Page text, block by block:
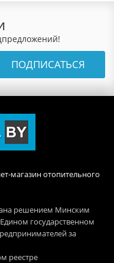
ПОДПИСАТЬСЯ
магазин отопительного
решением Минским
государственном
за
реестре